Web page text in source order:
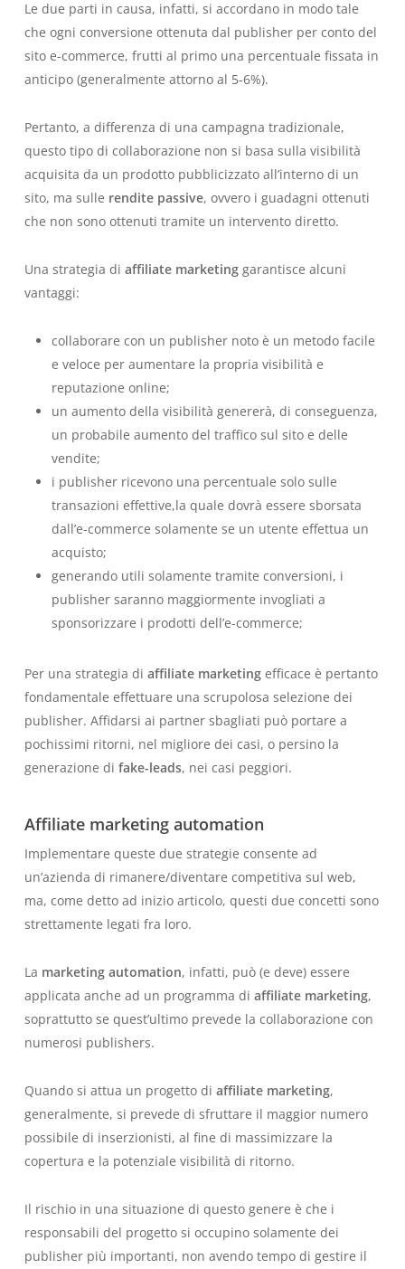
Le due parti in causa, infatti, si accordano in modo tale
che ogni conversione ottenuta dal publisher per conto del
sito e-commerce, frutti al primo una percentuale fissata in
anticipo (generalmente attorno al 5-6%).
Pertanto, a differenza di una campagna tradizionale,
questo tipo di collaborazione non si basa sulla visibilità
acquisita da un prodotto pubblicizzato all’interno di un
sito, ma sulle rendite passive, ovvero i guadagni ottenuti
che non sono ottenuti tramite un intervento diretto.
Una strategia di affiliate marketinggarantisce alcuni
vantaggi:
collaborare con un publisher noto è un metodo facile
e veloce per aumentare la propria visibilità e
reputazione online;
un aumento della visibilità genererà, di conseguenza,
un probabile aumento del traffico sul sito e delle
vendite;
i publisher ricevono una percentuale solo sulle
transazioni effettive,la quale dovrà essere sborsata
dall’e-commerce solamente se un utente effettua un
acquisto;
generando utili solamente tramite conversioni, i
publisher saranno maggiormente invogliati a
sponsorizzare i prodotti dell’e-commerce;
Per una strategia di affiliate marketingefficace è pertanto
fondamentale effettuare una scrupolosa selezione dei
publisher. Affidarsi ai partner sbagliati può portare a
pochissimi ritorni, nel migliore dei casi, o persino la
generazione di fake-leads, nei casi peggiori.
Affiliate marketing automation
Implementare queste due strategie consente ad
un’azienda di rimanere/diventare competitiva sul web,
ma, come detto ad inizio articolo, questi due concetti sono
strettamente legati fra loro.
La marketing automation, infatti, può (e deve) essere
applicata anche ad un programma di affiliate marketing,
soprattutto se quest’ultimo prevede la collaborazione con
numerosi publishers.
Quando si attua un progetto di affiliate marketing,
generalmente, si prevede di sfruttare il maggior numero
possibile di inserzionisti, al fine di massimizzare la
copertura e la potenziale visibilità di ritorno.
Il rischio in una situazione di questo genere è che i
responsabili del progetto si occupino solamente dei
publisher più importanti, non avendo tempo di gestire il